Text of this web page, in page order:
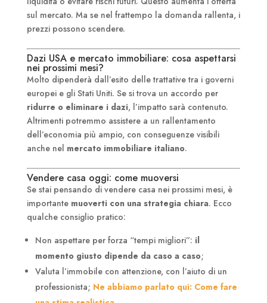
sul mercato. Ma se nel frattempo la domanda rallenta, i
prezzi possono scendere.
Dazi USA e mercato immobiliare: cosa aspettarsi
nei prossimi mesi?
Molto dipenderà dall’esito delle trattative tra i governi
europei e gli Stati Uniti. Se si trova un accordo per
ridurre o eliminare i dazi, l’impatto sarà contenuto.
Altrimenti potremmo assistere a un rallentamento
dell’economia più ampio, con conseguenze visibili
anche nel mercato immobiliare italiano.
Vendere casa oggi: come muoversi
Se stai pensando di vendere casa nei prossimi mesi, è
importante muoverti con una strategia chiara. Ecco
qualche consiglio pratico:
Non aspettare per forza “tempi migliori”: il
momento giusto dipende da caso a caso;
Valuta l’immobile con attenzione, con l’aiuto di un
professionista; Ne abbiamo parlato qui: Come fare